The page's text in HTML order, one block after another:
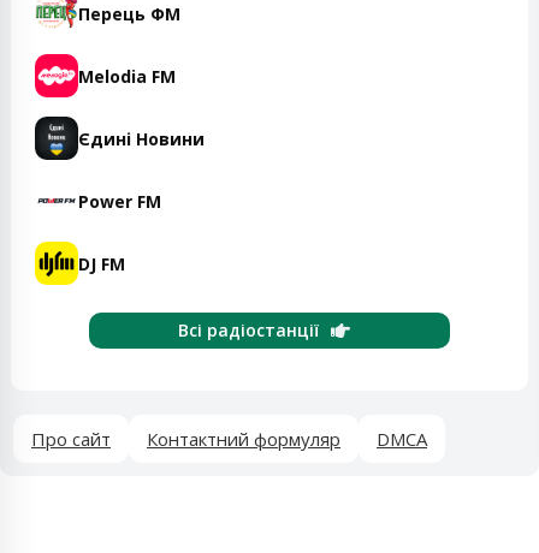
Перець ФМ
Melodia FM
Єдині Новини
Power FM
DJ FM
Всі радіостанції
Про сайт Контактний формуляр DMCA